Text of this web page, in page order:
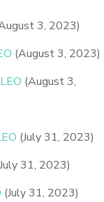
3, 2023)
(August 3, 2023)
(August 3,
(July 31, 2023)
31, 2023)
(July 31, 2023)